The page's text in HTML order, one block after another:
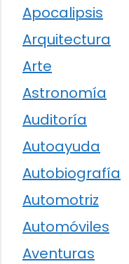
Apocalipsis
Arquitectura
Arte
Astronomía
Auditoría
Autoayuda
Autobiografía
Automotriz
Automóviles
Aventuras